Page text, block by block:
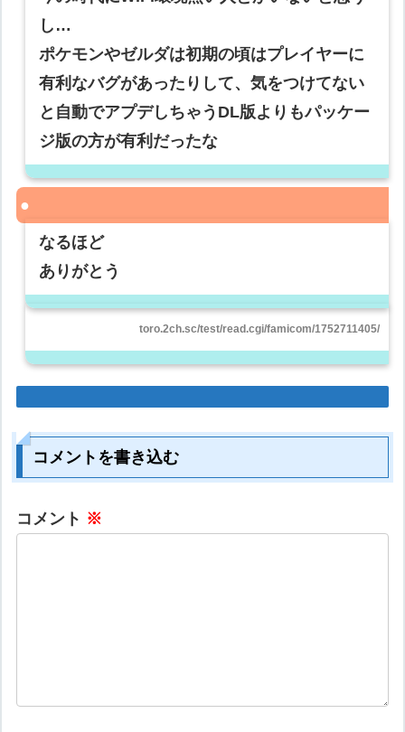
し…
ポケモンやゼルダは初期の頃はプレイヤーに
有利なバグがあったりして、気をつけてない
と自動でアプデしちゃうDL版よりもパッケー
ジ版の方が有利だったな
なるほど
ありがとう
toro.2ch.sc/test/read.cgi/famicom/1752711405/
コメントを書き込む
コメント ※